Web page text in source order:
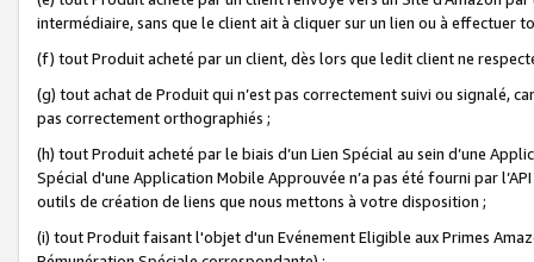
intermédiaire, sans que le client ait à cliquer sur un lien ou à
(f) tout Produit acheté par un client, dès lors que ledit client ne
(g) tout achat de Produit qui n’est pas correctement suivi ou signalé,
pas correctement orthographiés ;
(h) tout Produit acheté par le biais d’un Lien Spécial au sein d’une
Spécial d'une Application Mobile Approuvée n’a pas été fourni par
outils de création de liens que nous mettons à votre disposition ;
(i) tout Produit faisant l'objet d'un Evénement Eligible aux Primes